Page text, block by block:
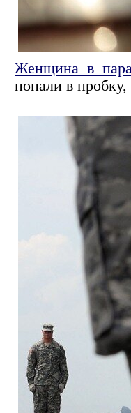
Женщина в
попали в